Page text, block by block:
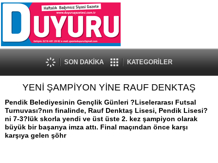
SON DAKİKA KATEGORİLER
YENİ ŞAMPİYON YİNE RAUF DENKTAŞ
Pendik Belediyesinin Gençlik Günleri ?Liselerarası Futsal
Turnuvası?nın finalinde, Rauf Denktaş Lisesi, Pendik Lisesi?
ni 7-3?lük skorla yendi ve üst üste 2. kez şampiyon olarak
büyük bir başarıya imza attı. Final maçından önce karşı
karşıya gelen şöhr